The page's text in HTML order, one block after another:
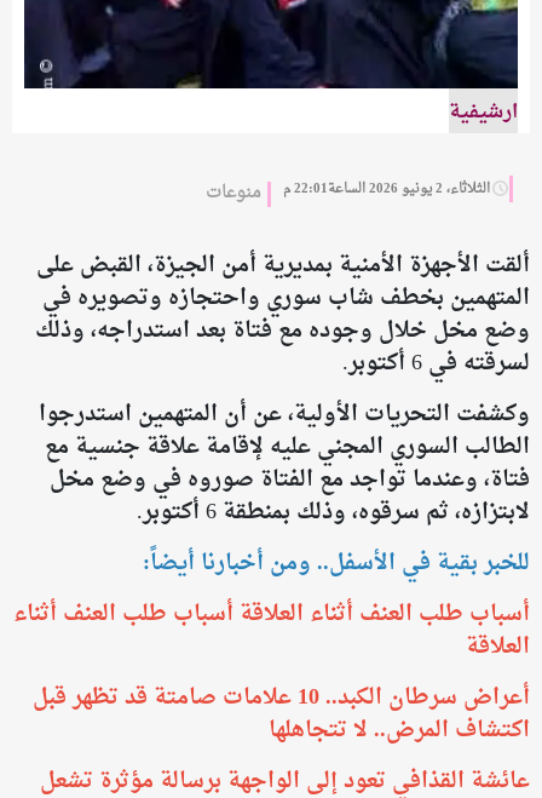
ارشيفية
الثلاثاء، 2 يونيو 2026 الساعة22:01 م منوعات
ألقت الأجهزة الأمنية بمديرية أمن الجيزة، القبض على
المتهمين بخطف شاب سوري واحتجازه وتصويره في
وضع مخل خلال وجوده مع فتاة بعد استدراجه، وذلك
لسرقته في 6 أكتوبر.
وكشفت التحريات الأولية، عن أن المتهمين استدرجوا
الطالب السوري المجني عليه لإقامة علاقة جنسية مع
فتاة، وعندما تواجد مع الفتاة صوروه في وضع مخل
لابتزازه، ثم سرقوه، وذلك بمنطقة 6 أكتوبر.
للخبر بقية في الأسفل.. ومن أخبارنا أيضاً:
أسباب طلب العنف أثناء العلاقة أسباب طلب العنف أثناء
العلاقة
أعراض سرطان الكبد.. 10 علامات صامتة قد تظهر قبل
اكتشاف المرض.. لا تتجاهلها
عائشة القذافي تعود إلى الواجهة برسالة مؤثرة تشعل